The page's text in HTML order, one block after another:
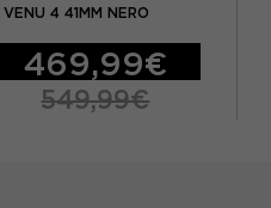
VENU 4 41MM NERO
469,99€
549,99€